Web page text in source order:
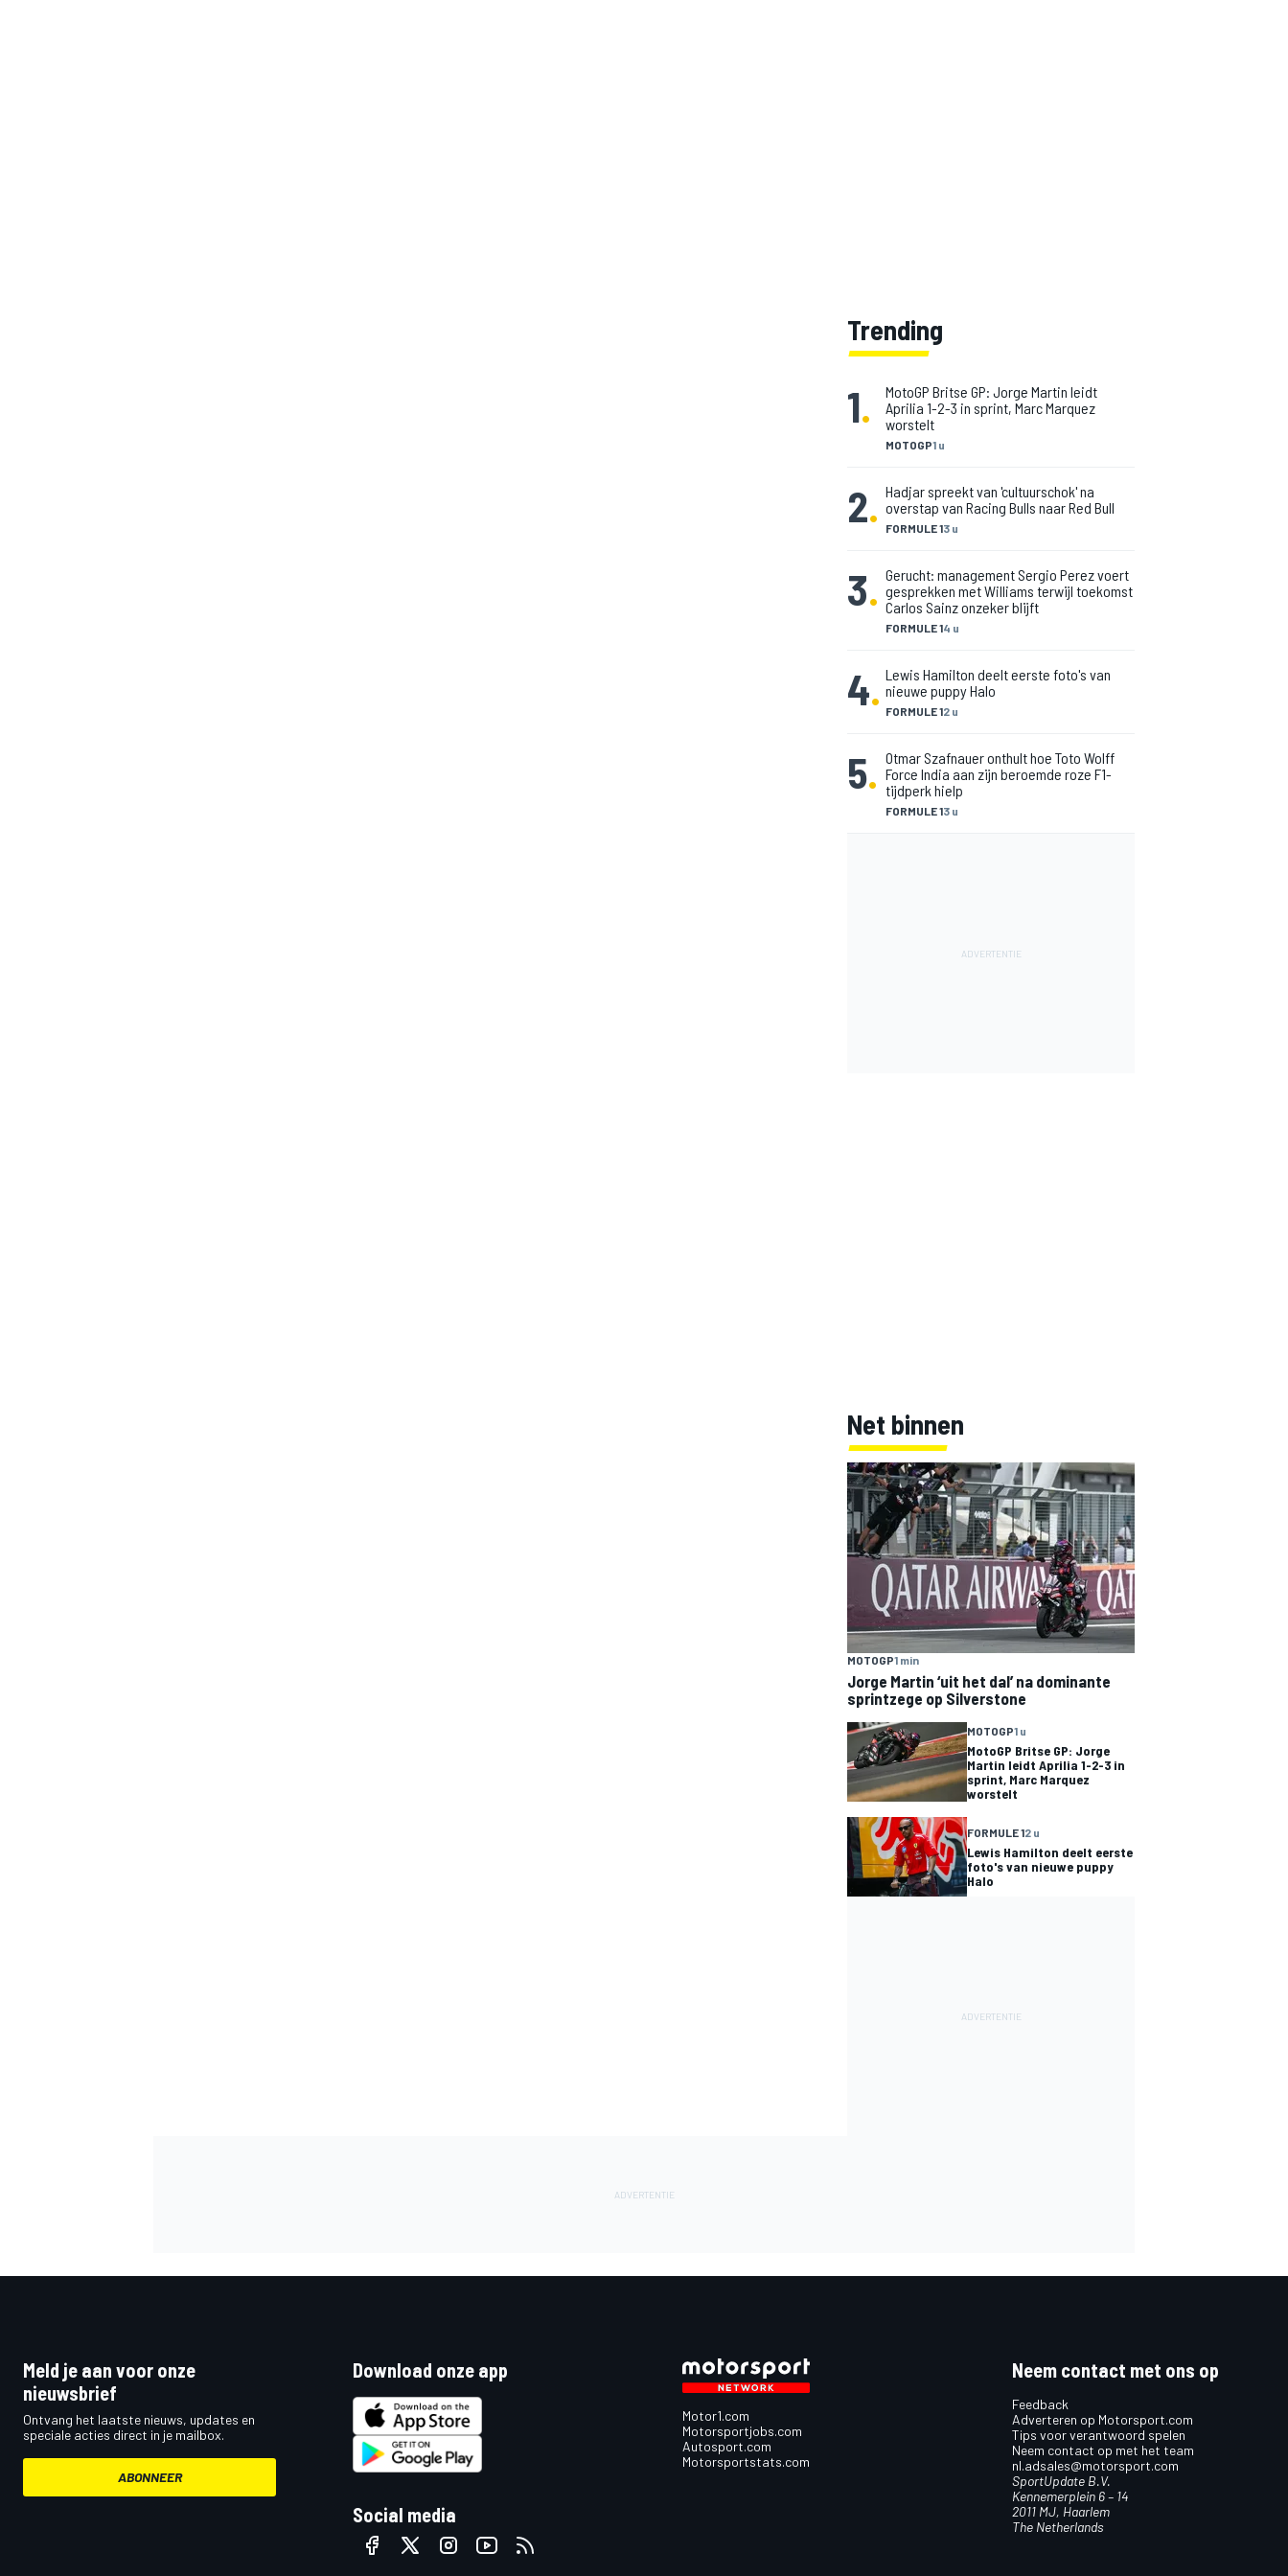
Trending
1.
MOTOGP1 u
MotoGP Britse GP: Jorge Martin leidt
Aprilia 1-2-3 in sprint, Marc Marquez
worstelt
2. FORMULE 13 u
Hadjar spreekt van 'cultuurschok' na
overstap van Racing Bulls naar Red Bull
3.
FORMULE 14 u
Gerucht: management Sergio Perez voert
gesprekken met Williams terwijl toekomst
Carlos Sainz onzeker blijft
4. FORMULE 12 u
Lewis Hamilton deelt eerste foto's van
nieuwe puppy Halo
5.
FORMULE 13 u
Otmar Szafnauer onthult hoe Toto Wolff
Force India aan zijn beroemde roze F1-
tijdperk hielp
Net binnen
MOTOGP1 min
Jorge Martin ‘uit het dal’ na dominante
sprintzege op Silverstone
MOTOGP1 u
MotoGP Britse GP: Jorge
Martin leidt Aprilia 1-2-3 in
sprint, Marc Marquez
worstelt
FORMULE 12 u
Lewis Hamilton deelt eerste
foto's van nieuwe puppy
Halo
Meld je aan voor onze
nieuwsbrief
Ontvang het laatste nieuws, updates en
speciale acties direct in je mailbox.
ABONNEER
Download onze app
Social media
Motor1.com
Motorsportjobs.com
Autosport.com
Motorsportstats.com
Neem contact met ons op
Feedback
Adverteren op Motorsport.com
Tips voor verantwoord spelen
Neem contact op met het team
nl.adsales@motorsport.com
SportUpdate B.V.
Kennemerplein 6 – 14
2011 MJ, Haarlem
The Netherlands